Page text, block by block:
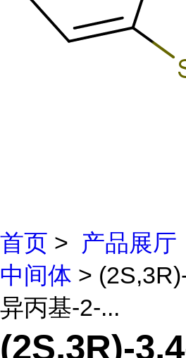
首页 > 产品展厅
中间体 >
异丙基-2-...
(2S,3R)-